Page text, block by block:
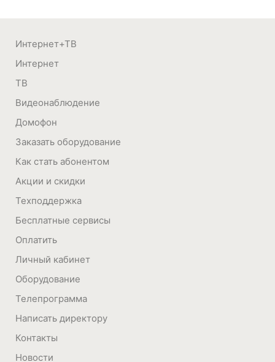
Интернет+ТВ
Интернет
ТВ
Видеонаблюдение
Домофон
Заказать оборудование
Как стать абонентом
Акции и скидки
Техподдержка
Бесплатные сервисы
Оплатить
Личный кабинет
Оборудование
Телепрограмма
Написать директору
Контакты
Новости